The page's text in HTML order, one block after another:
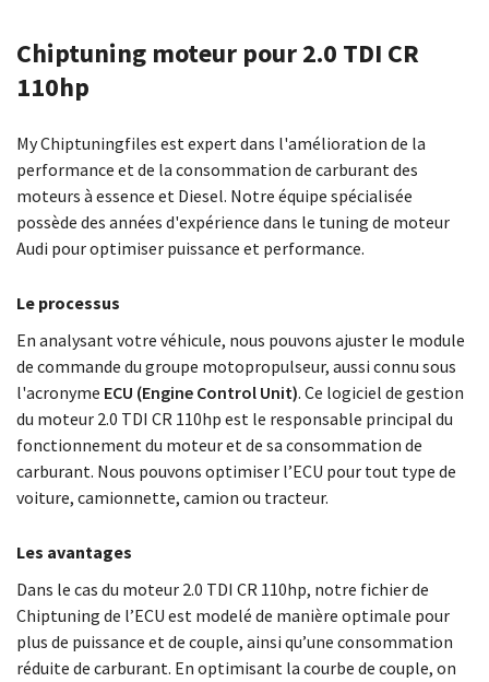
Chiptuning moteur pour 2.0 TDI CR
110hp
My Chiptuningfiles est expert dans l'amélioration de la
performance et de la consommation de carburant des
moteurs à essence et Diesel. Notre équipe spécialisée
possède des années d'expérience dans le tuning de moteur
Audi pour optimiser puissance et performance.
Le processus
En analysant votre véhicule, nous pouvons ajuster le module
de commande du groupe motopropulseur, aussi connu sous
l'acronyme ECU (Engine Control Unit). Ce logiciel de gestion
du moteur 2.0 TDI CR 110hp est le responsable principal du
fonctionnement du moteur et de sa consommation de
carburant. Nous pouvons optimiser l’ECU pour tout type de
voiture, camionnette, camion ou tracteur.
Les avantages
Dans le cas du moteur 2.0 TDI CR 110hp, notre fichier de
Chiptuning de l’ECU est modelé de manière optimale pour
plus de puissance et de couple, ainsi qu’une consommation
réduite de carburant. En optimisant la courbe de couple, on